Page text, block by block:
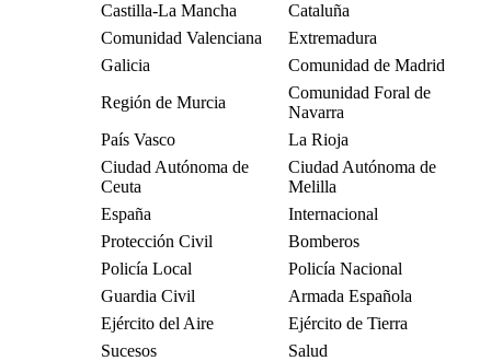
Castilla-La Mancha
Cataluña
Comunidad Valenciana
Extremadura
Galicia
Comunidad de Madrid
Región de Murcia
Comunidad Foral de
Navarra
País Vasco
La Rioja
Ciudad Autónoma de
Ceuta
Ciudad Autónoma de
Melilla
España
Internacional
Protección Civil
Bomberos
Policía Local
Policía Nacional
Guardia Civil
Armada Española
Ejército del Aire
Ejército de Tierra
Sucesos
Salud